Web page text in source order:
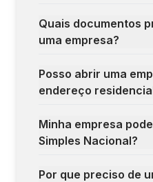
Quais documentos
uma empresa?
Posso abrir uma
endereço
Minha empresa
Simples Nacional?
Por que preciso de